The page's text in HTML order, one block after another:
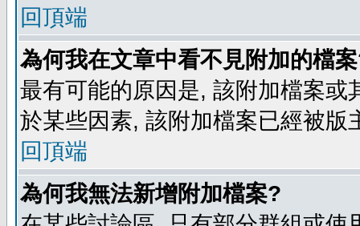
回頂端
為何我在文章中看不見附加的檔
最有可能的原因是, 該附加檔案
於某些因素, 該附加檔案已經被版
回頂端
為何我無法新增附加檔案?